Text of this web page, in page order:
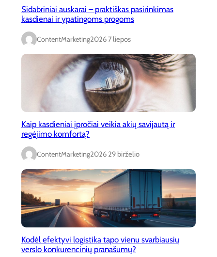
Sidabriniai auskarai – praktiškas pasirinkimas
kasdienai ir ypatingoms progoms
ContentMarketing2026 7 liepos
Kaip kasdieniai įpročiai veikia akių savijautą ir
regėjimo komfortą?
ContentMarketing2026 29 birželio
Kodėl efektyvi logistika tapo vienu svarbiausių
verslo konkurencinių pranašumų?